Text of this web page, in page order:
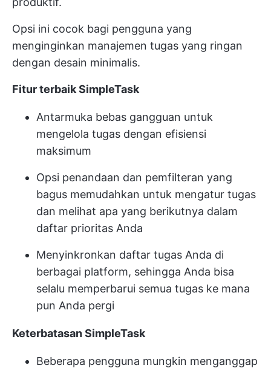
Opsi ini cocok bagi pengguna yang
menginginkan manajemen tugas yang ringan
dengan desain minimalis.
Fitur terbaik SimpleTask
Antarmuka bebas gangguan untuk
mengelola tugas dengan efisiensi
maksimum
Opsi penandaan dan pemfilteran yang
bagus memudahkan untuk mengatur tugas
dan melihat apa yang berikutnya dalam
daftar prioritas Anda
Menyinkronkan daftar tugas Anda di
berbagai platform, sehingga Anda bisa
selalu memperbarui semua tugas ke mana
pun Anda pergi
Keterbatasan SimpleTask
Beberapa pengguna mungkin menganggap